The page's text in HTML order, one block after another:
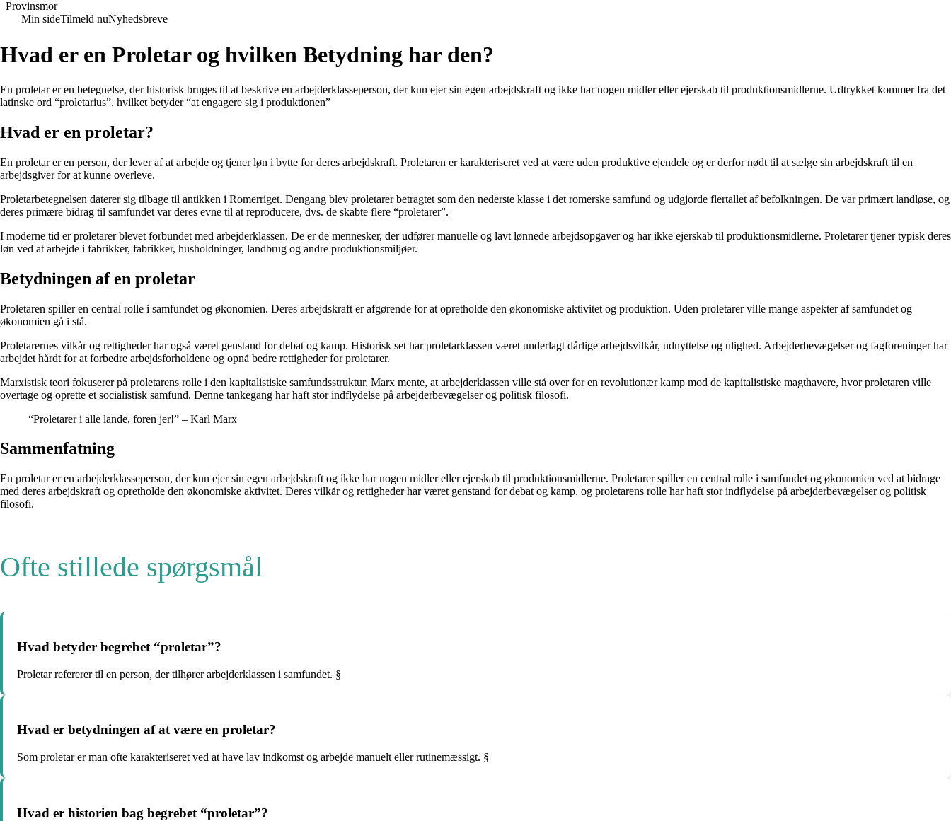
Provinsmor
Min sideTilmeld nuNyhedsbreve
Hvad er en Proletar og hvilken Betydning har den?
En proletar er en betegnelse, der historisk bruges til at beskrive en arbejderklasseperson, der kun ejer sin egen arbejdskraft og ikke har nogen midler eller ejerskab til produktionsmidlerne. Udtrykket kommer fra det
latinske ord “proletarius”, hvilket betyder “at engagere sig i produktionen”
Hvad er en proletar?
En proletar er en person, der lever af at arbejde og tjener løn i bytte for deres arbejdskraft. Proletaren er karakteriseret ved at være uden produktive ejendele og er derfor nødt til at sælge sin arbejdskraft til en
arbejdsgiver for at kunne overleve.
Proletarbetegnelsen daterer sig tilbage til antikken i Romerriget. Dengang blev proletarer betragtet som den nederste klasse i det romerske samfund og udgjorde flertallet af befolkningen. De var primært landløse, og
deres primære bidrag til samfundet var deres evne til at reproducere, dvs. de skabte flere “proletarer”.
I moderne tid er proletarer blevet forbundet med arbejderklassen. De er de mennesker, der udfører manuelle og lavt lønnede arbejdsopgaver og har ikke ejerskab til produktionsmidlerne. Proletarer tjener typisk deres
løn ved at arbejde i fabrikker, fabrikker, husholdninger, landbrug og andre produktionsmiljøer.
Betydningen af en proletar
Proletaren spiller en central rolle i samfundet og økonomien. Deres arbejdskraft er afgørende for at opretholde den økonomiske aktivitet og produktion. Uden proletarer ville mange aspekter af samfundet og
økonomien gå i stå.
Proletarernes vilkår og rettigheder har også været genstand for debat og kamp. Historisk set har proletarklassen været underlagt dårlige arbejdsvilkår, udnyttelse og ulighed. Arbejderbevægelser og fagforeninger har
arbejdet hårdt for at forbedre arbejdsforholdene og opnå bedre rettigheder for proletarer.
Marxistisk teori fokuserer på proletarens rolle i den kapitalistiske samfundsstruktur. Marx mente, at arbejderklassen ville stå over for en revolutionær kamp mod de kapitalistiske magthavere, hvor proletaren ville
overtage og oprette et socialistisk samfund. Denne tankegang har haft stor indflydelse på arbejderbevægelser og politisk filosofi.
“Proletarer i alle lande, foren jer!” – Karl Marx
Sammenfatning
En proletar er en arbejderklasseperson, der kun ejer sin egen arbejdskraft og ikke har nogen midler eller ejerskab til produktionsmidlerne. Proletarer spiller en central rolle i samfundet og økonomien ved at bidrage
med deres arbejdskraft og opretholde den økonomiske aktivitet. Deres vilkår og rettigheder har været genstand for debat og kamp, og proletarens rolle har haft stor indflydelse på arbejderbevægelser og politisk
filosofi.
Ofte stillede spørgsmål
Hvad betyder begrebet “proletar”?
Proletar refererer til en person, der tilhører arbejderklassen i samfundet. §
Hvad er betydningen af at være en proletar?
Som proletar er man ofte karakteriseret ved at have lav indkomst og arbejde manuelt eller rutinemæssigt. §
Hvad er historien bag begrebet “proletar”?